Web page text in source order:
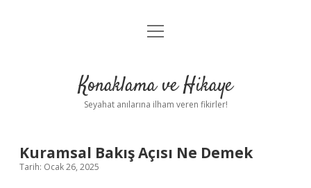
Anasayfa
Yasal Uyarı
menüyü
Konaklama ve Hikaye
Seyahat anılarına ilham veren fikirler!
Kuramsal Bakış Açısı Ne Demek
Tarih: Ocak 26, 2025